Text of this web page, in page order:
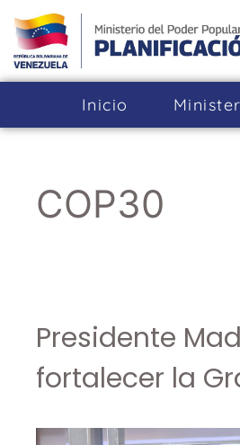
Inicio
COP30
Presidente
fortalecer la